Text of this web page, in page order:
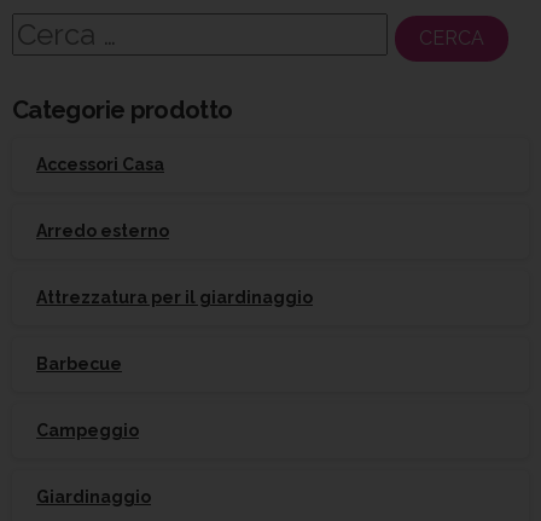
Ricerca
Categorie prodotto
Accessori Casa
Arredo esterno
Attrezzatura per il giardinaggio
Barbecue
Campeggio
Giardinaggio